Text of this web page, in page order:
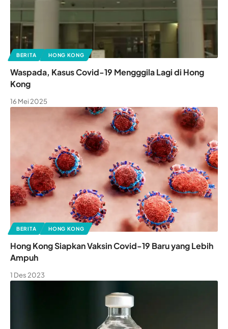
BERITA HONG KONG
Waspada, Kasus Covid-19 Mengggila Lagi di Hong
Kong
16 Mei 2025
BERITA HONG KONG
Hong Kong Siapkan Vaksin Covid-19 Baru yang Lebih
Ampuh
1 Des 2023